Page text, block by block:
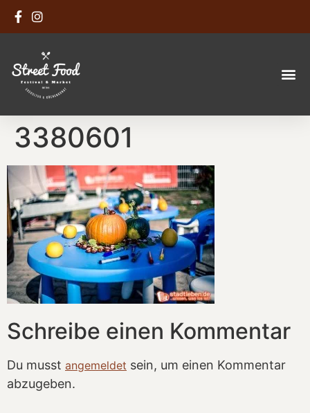
3380601
Schreibe einen Kommentar
Du musst angemeldet sein, um einen Kommentar
abzugeben.